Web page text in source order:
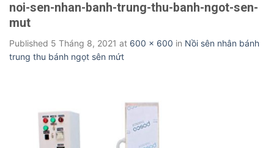
noi-sen-nhan-banh-trung-thu-banh-ngot-sen-
mut
Published 5 Tháng 8, 2021 at 600 × 600 in Nồi sên nhân bánh
trung thu bánh ngọt sên mứt